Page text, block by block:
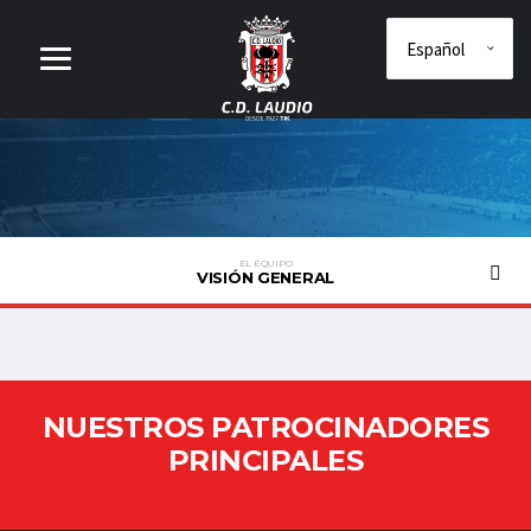
EL EQUIPO
VISIÓN GENERAL
NUESTROS PATROCINADORES
PRINCIPALES